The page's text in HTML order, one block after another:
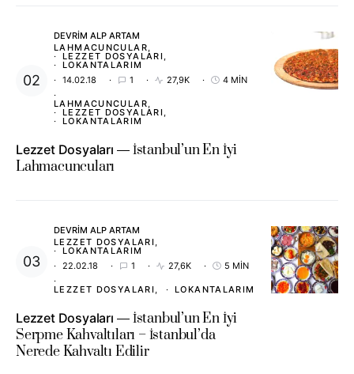
DEVRIM ALP ARTAM
LAHMACUNCULAR
LEZZET DOSYALARI
LOKANTALARIM
14.02.18
1 27,9K 4 MIN
LAHMACUNCULAR
LEZZET DOSYALARI
LOKANTALARIM
Lezzet Dosyaları
İstanbul’un En İyi
Lahmacuncuları
DEVRIM ALP ARTAM
LEZZET DOSYALARI
LOKANTALARIM
22.02.18
1 27,6K 5 MIN
LEZZET DOSYALARI LOKANTALARIM
Lezzet Dosyaları
İstanbul’un En İyi
Serpme Kahvaltıları – İstanbul’da
Nerede Kahvaltı Edilir